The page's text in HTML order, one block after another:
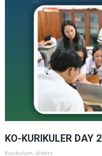
KO-KURIKULER DAY 2
Kurikulum, sliders